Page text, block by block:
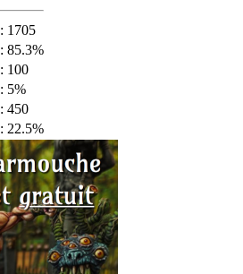
: 1705
: 85.3%
: 100
: 5%
: 450
: 22.5%